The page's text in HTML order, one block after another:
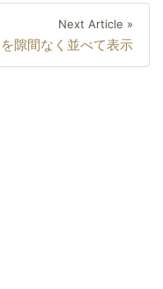
Next Article »
隙間なく並べて表示